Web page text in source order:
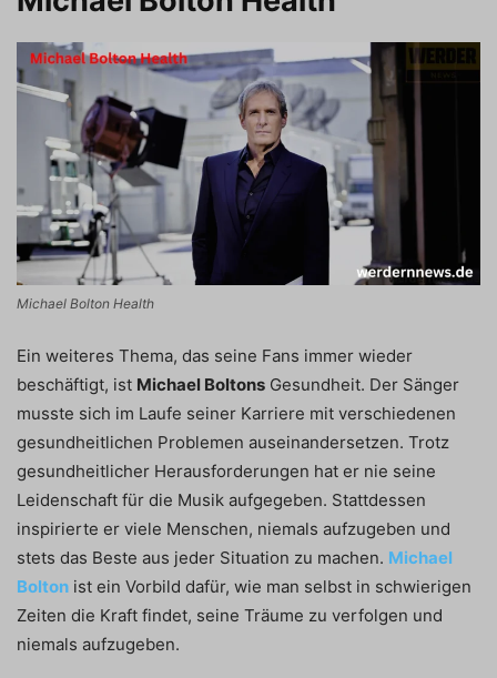
Michael Bolton Health
Ein weiteres Thema, das seine Fans immer wieder
beschäftigt, ist Michael Boltons Gesundheit. Der Sänger
musste sich im Laufe seiner Karriere mit verschiedenen
gesundheitlichen Problemen auseinandersetzen. Trotz
gesundheitlicher Herausforderungen hat er nie seine
Leidenschaft für die Musik aufgegeben. Stattdessen
inspirierte er viele Menschen, niemals aufzugeben und
stets das Beste aus jeder Situation zu machen. Michael
Bolton ist ein Vorbild dafür, wie man selbst in schwierigen
Zeiten die Kraft findet, seine Träume zu verfolgen und
niemals aufzugeben.